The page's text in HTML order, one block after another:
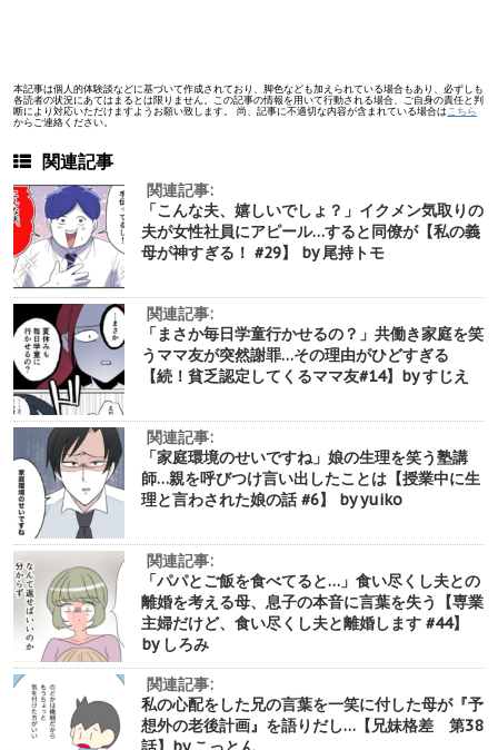
本記事は個人的体験談などに基づいて作成されており、脚色なども加えられている場合もあり、必ずしも
各読者の状況にあてはまるとは限りません。この記事の情報を用いて行動される場合、ご自身の責任と判
断により対応いただけますようお願い致します。 尚、記事に不適切な内容が含まれている場合はこちら
からご連絡ください。
関連記事
関連記事:
「こんな夫、嬉しいでしょ？」イクメン気取りの
夫が女性社員にアピール…すると同僚が【私の義
母が神すぎる！ #29】 by 尾持トモ
関連記事:
「まさか毎日学童行かせるの？」共働き家庭を笑
うママ友が突然謝罪…その理由がひどすぎる
【続！貧乏認定してくるママ友#14】by すじえ
関連記事:
「家庭環境のせいですね」娘の生理を笑う塾講
師…親を呼びつけ言い出したことは【授業中に生
理と言わされた娘の話 #6】 by yuiko
関連記事:
「パパとご飯を食べてると…」食い尽くし夫との
離婚を考える母、息子の本音に言葉を失う【専業
主婦だけど、食い尽くし夫と離婚します #44】
by しろみ
関連記事:
私の心配をした兄の言葉を一笑に付した母が『予
想外の老後計画』を語りだし…【兄妹格差 第38